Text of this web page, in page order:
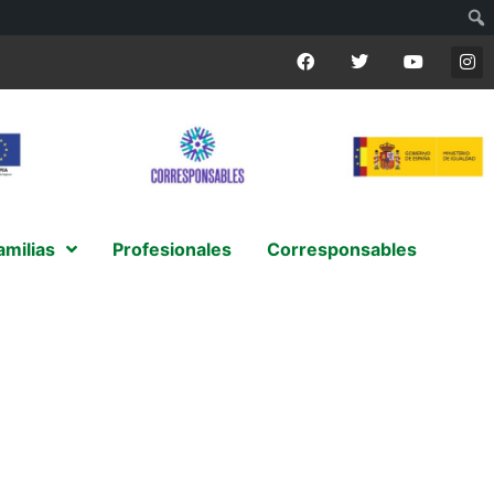
Profesionales Corresponsables